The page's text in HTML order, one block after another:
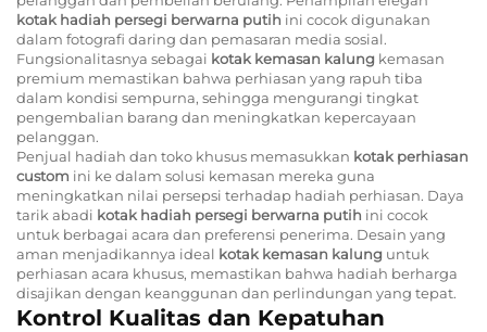
kotak hadiah persegi berwarna putih ini cocok digunakan
dalam fotografi daring dan pemasaran media sosial.
Fungsionalitasnya sebagai kotak kemasan kalung kemasan
premium memastikan bahwa perhiasan yang rapuh tiba
dalam kondisi sempurna, sehingga mengurangi tingkat
pengembalian barang dan meningkatkan kepercayaan
pelanggan.
Penjual hadiah dan toko khusus memasukkan kotak perhiasan
custom ini ke dalam solusi kemasan mereka guna
meningkatkan nilai persepsi terhadap hadiah perhiasan. Daya
tarik abadi kotak hadiah persegi berwarna putih ini cocok
untuk berbagai acara dan preferensi penerima. Desain yang
aman menjadikannya ideal kotak kemasan kalung untuk
perhiasan acara khusus, memastikan bahwa hadiah berharga
disajikan dengan keanggunan dan perlindungan yang tepat.
Kontrol Kualitas dan Kepatuhan